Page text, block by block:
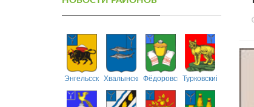
ЭнгельсскийХвалынскийФёдоровскийТурковский